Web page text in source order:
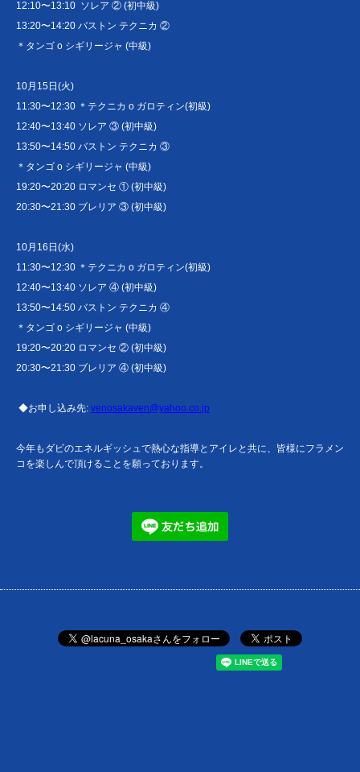
12:10〜13:10 ソレア ② (初中級)
13:20〜14:20 バストン テクニカ ②
＊タンゴ o シギリージャ (中級)
10月15日(火)
11:30〜12:30 ＊テクニカ o ガロティン(初級)
12:40〜13:40 ソレア ③ (初中級)
13:50〜14:50 バストン テクニカ ③
＊タンゴ o シギリージャ (中級)
19:20〜20:20 ロマンセ ① (初中級)
20:30〜21:30 ブレリア ③ (初中級)
10月16日(水)
11:30〜12:30 ＊テクニカ o ガロティン(初級)
12:40〜13:40 ソレア ④ (初中級)
13:50〜14:50 バストン テクニカ ④
＊タンゴ o シギリージャ (中級)
19:20〜20:20 ロマンセ ② (初中級)
20:30〜21:30 ブレリア ④ (初中級)
◆お申し込み先: venosakaven@yahoo.co.jp
今年もダビのエネルギッシュで熱心な指導とアイレと共に、皆様にフラメン
コを楽しんで頂けることを願っております。